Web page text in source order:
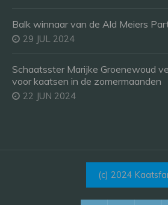
Balk winnaar van de Ald Meiers
29 JUL 2024
Schaatsster Marijke Groenewoud
voor kaatsen in de zomermaanden
22 JUN 2024
(c) 2024